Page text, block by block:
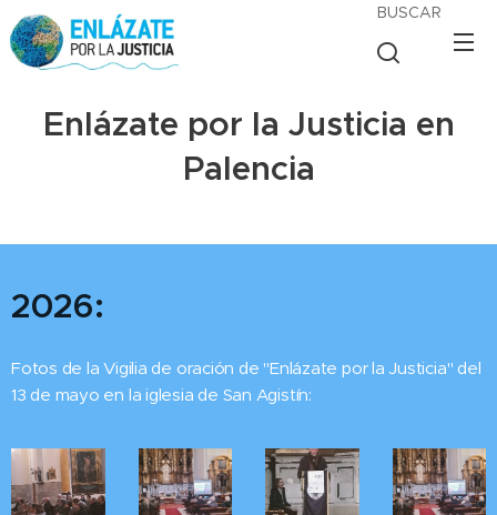
BUSCAR
Enlázate por la Justicia en
Palencia
2026:
Fotos de la Vigilia de oración de "Enlázate por la Justicia" del
13 de mayo en la iglesia de San Agistín: